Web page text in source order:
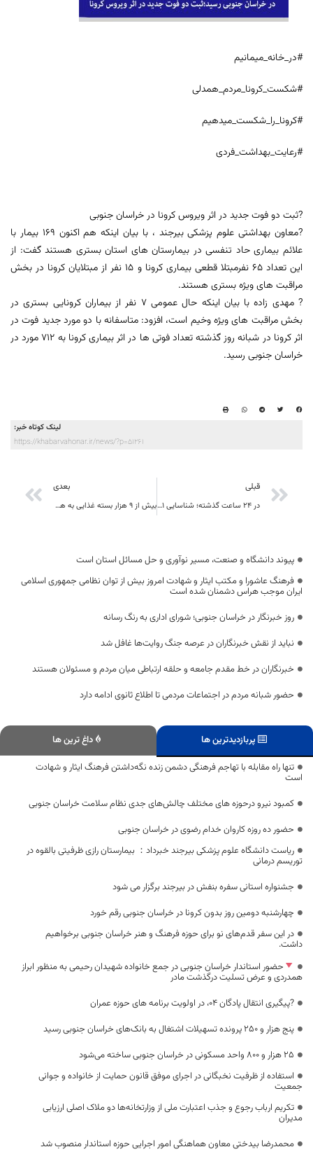
#در_خانه_میمانیم
#شکست_کرونا_مردم_همدلی
#کرونا_را_شکست_میدهیم
#رعایت_بهداشت_فردی
?ثبت دو فوت جدید در اثر ویروس کرونا در خراسان جنوبی
?معاون بهداشتی علوم پزشکی بیرجند ، با بیان اینکه هم اکنون 169 بیمار با
علائم بیماری حاد تنفسی در بیمارستان های استان بستری هستند گفت: از
این تعداد 65 نفرمبتلا قطعی بیماری کرونا و 15 نفر از مبتلایان کرونا در بخش
مراقبت های ویژه بستری هستند.
? مهدی زاده با بیان اینکه حال عمومی 7 نفر از بیماران کرونایی بستری در
بخش مراقبت های ویژه وخیم است، افزود: متاسفانه با دو مورد جدید فوت در
اثر کرونا در شبانه روز گذشته تعداد فوتی ها در اثر بیماری کرونا به 712 مورد در
خراسان جنوبی رسید.
لینک کوتاه خبر:
https://khabarvahonar.ir/news/?p=51261
قبلی
در 24 ساعت گذشته؛ شناسایی 21 بیمار جدید کرونا در خراسان جنوبی
بعدی
بیش از 9 هزار بسته غذایی به همت داوطلبان جمعیت هلال احمر بین نیازمندان خراسان جنوبی توزیع شد
پیوند دانشگاه و صنعت، مسیر نوآوری و حل مسائل استان است
فرهنگ عاشورا و مکتب ایثار و شهادت امروز بیش از توان نظامی جمهوری اسلامی
ایران موجب هراس دشمنان شده است
روز خبرنگار در خراسان جنوبی؛ شورای اداری به رنگ رسانه
نباید از نقش خبرنگاران در عرصه جنگ روایت‌ها غافل شد
خبرنگاران در خط مقدم جامعه و حلقه ارتباطی میان مردم و مسئولان هستند
حضور شبانه مردم در اجتماعات مردمی تا اطلاع ثانوی ادامه دارد
پربازدیدترین ها
داغ ترین ها
تنها راه مقابله با تهاجم فرهنگی دشمن زنده نگه‌داشتن فرهنگ ایثار و شهادت
است
کمبود نیرو درحوزه های مختلف چالش‌های جدی نظام سلامت خراسان جنوبی
حضور ده روزه کاروان خدام رضوی در خراسان جنوبی
ریاست دانشگاه علوم پزشکی بیرجند خبرداد： بیمارستان رازی ظرفیتی بالقوه در
توریسم درمانی
جشنواره استانی سفره بنفش در بیرجند برگزار می شود
چهارشنبه دومین روز بدون کرونا در خراسان جنوبی رقم خورد
در این سفر قدم‌های نو برای حوزه فرهنگ و هنر خراسان جنوبی برخواهیم
داشت.
حضور استاندار خراسان جنوبی در جمع خانواده شهیدان رحیمی به منظور ابراز
همدردی و عرض تسلیت درگذشت مادر
?پیگیری انتقال پادگان ۰۴، در اولویت برنامه های حوزه عمران
پنج هزار و ۲۵۰ پرونده تسهیلات اشتغال به بانک‌های خراسان جنوبی رسید
۲۵ هزار و ۸۰۰ واحد مسکونی در خراسان جنوبی ساخته می‌شود
استفاده از ظرفیت نخبگانی در اجرای موفق قانون حمایت از خانواده و جوانی
جمعیت
تکریم ارباب رجوع و جذب اعتبارت ملی از وزارتخانه‌ها دو ملاک اصلی ارزیابی
مدیران
محمدرضا بیدختی معاون هماهنگی امور اجرایی حوزه استاندار منصوب شد